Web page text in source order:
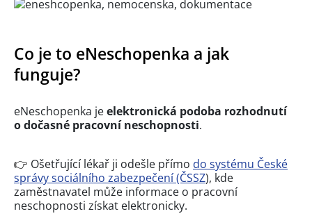
Co je to eNeschopenka a jak
funguje?
eNeschopenka jeelektronická podoba rozhodnutí
o dočasné pracovní neschopnosti.
👉 Ošetřující lékař ji odešle přímo do systému České
správy sociálního zabezpečení (ČSSZ), kde
zaměstnavatel může informace o pracovní
neschopnosti získat elektronicky.